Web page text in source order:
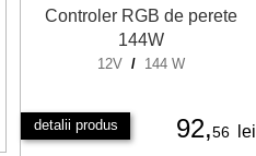
Controler RGB de perete
144W
12V / 144 W
detalii produs 92,56 lei